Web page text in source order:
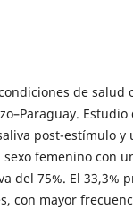
de
post-estímulo
femenino con
del 75%. El
con mayor